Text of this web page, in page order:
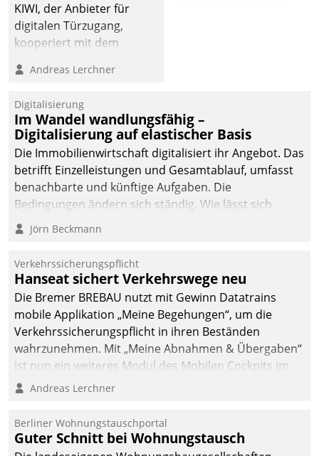
KIWI, der Anbieter für
digitalen Türzugang,
kooperiert mit dem
Softwareentwicklungshaus
Andreas Lerchner
Digitalisierung
Im Wandel wandlungsfähig –
Digitalisierung auf elastischer Basis
Die Immobilienwirtschaft digitalisiert ihr Angebot. Das
betrifft Einzelleistungen und Gesamtablauf, umfasst
benachbarte und künftige Aufgaben. Die
Bedingungen ändern sich ständig. Wie lässt sich
technisch die Kontrolle wahren und zugleich Freiraum
fürs Wachsen öffnen?
Jörn Beckmann
Verkehrssicherungspflicht
Hanseat sichert Verkehrswege neu
Die Bremer BREBAU nutzt mit Gewinn Datatrains
mobile Applikation „Meine Begehungen“, um die
Verkehrssicherungspflicht in ihren Beständen
wahrzunehmen. Mit „Meine Abnahmen & Übergaben“
ist nun ein weiteres Modul des Mobilen Cockpits im
Einsatz.
Andreas Lerchner
Berliner Wohnungstauschportal
Guter Schnitt bei Wohnungstausch